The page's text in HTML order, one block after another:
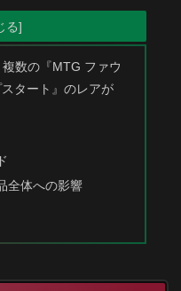
複数の『MTG ファウ
タート』のレアが
全体への影響